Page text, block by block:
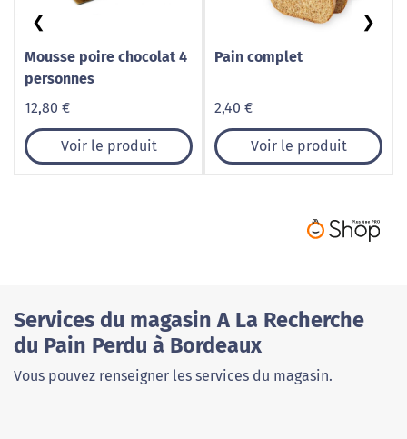
Mousse poire chocolat 4
personnes
12,80 €
Voir le produit
Pain complet
2,40 €
Voir le produit
❮ ❯
Services du magasin A La Recherche
du Pain Perdu à Bordeaux
Vous pouvez renseigner les services du magasin.